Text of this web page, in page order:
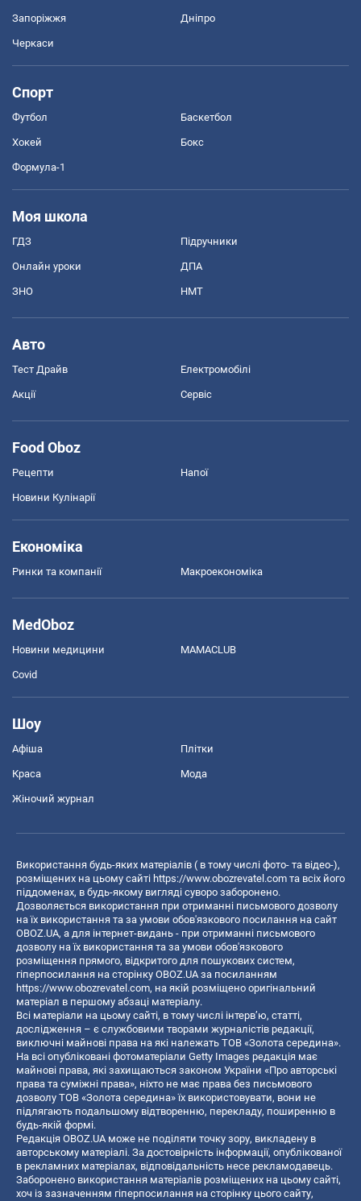
Запоріжжя Дніпро
Черкаси
Спорт
Футбол Баскетбол
Хокей Бокс
Формула-1
Моя школа
ГДЗ Підручники
Онлайн уроки ДПА
ЗНО НМТ
Авто
Тест Драйв Електромобілі
Акції Сервіс
Food Oboz
Рецепти Напої
Новини Кулінарії
Економіка
Ринки та компанії Макроекономіка
MedOboz
Новини медицини MAMACLUB
Covid
Шоу
Афіша Плітки
Краса Мода
Жіночий журнал
Використання будь-яких матеріалів ( в тому числі фото- та відео-),
розміщених на цьому сайті https://www.obozrevatel.com та всіх його
піддоменах, в будь-якому вигляді суворо заборонено.
Дозволяється використання при отриманні письмового дозволу
на їх використання та за умови обов'язкового посилання на сайт
OBOZ.UA, а для інтернет-видань - при отриманні письмового
дозволу на їх використання та за умови обов'язкового
розміщення прямого, відкритого для пошукових систем,
гіперпосилання на сторінку OBOZ.UA за посиланням
https://www.obozrevatel.com, на якій розміщено оригінальний
матеріал в першому абзаці матеріалу.
Всі матеріали на цьому сайті, в тому числі інтерв’ю, статті,
дослідження – є службовими творами журналістів редакції,
виключні майнові права на які належать ТОВ «Золота середина».
На всі опубліковані фотоматеріали Getty Images редакція має
майнові права, які захищаються законом України «Про авторські
права та суміжні права», ніхто не має права без письмового
дозволу ТОВ «Золота середина» їх використовувати, вони не
підлягають подальшому відтворенню, перекладу, поширенню в
будь-якій формі.
Редакція OBOZ.UA може не поділяти точку зору, викладену в
авторському матеріалі. За достовірність інформації, опублікованої
в рекламних матеріалах, відповідальність несе рекламодавець.
Заборонено використання матеріалів розміщених на цьому сайті,
хоч із зазначенням гіперпосилання на сторінку цього сайту,